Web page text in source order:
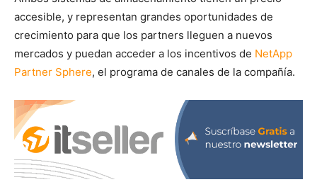
accesible, y representan grandes oportunidades de
crecimiento para que los partners lleguen a nuevos
mercados y puedan acceder a los incentivos de NetApp
Partner Sphere, el programa de canales de la compañía.